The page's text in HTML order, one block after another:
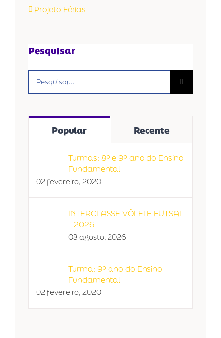
Projeto Férias
Pesquisar
resultados
Popular Recente
Turmas: 8º e 9º ano do Ensino
Fundamental
02 fevereiro, 2020
INTERCLASSE VÔLEI E FUTSAL
– 2026
08 agosto, 2026
Turma: 9º ano do Ensino
Fundamental
02 fevereiro, 2020